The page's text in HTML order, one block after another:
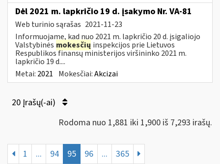
Dėl 2021 m. lapkričio 19 d. įsakymo Nr. VA-81
Web turinio sąrašas 2021-11-23
Informuojame, kad nuo 2021 m. lapkričio 20 d. įsigaliojo
Valstybinės mokesčių inspekcijos prie Lietuvos
Respublikos finansų ministerijos viršininko 2021 m.
lapkričio 19 d....
Metai: 2021 Mokesčiai:Akcizai
20 Įrašų(-ai)
Rodoma nuo 1,881 iki 1,900 iš 7,293 irašų.
1 ... 94 95 96 ... 365